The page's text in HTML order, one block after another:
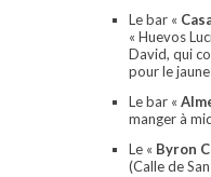
Le bar «
« Huevos
David, qui
pour le
Le bar «
manger à
Le « Byron
(Calle de